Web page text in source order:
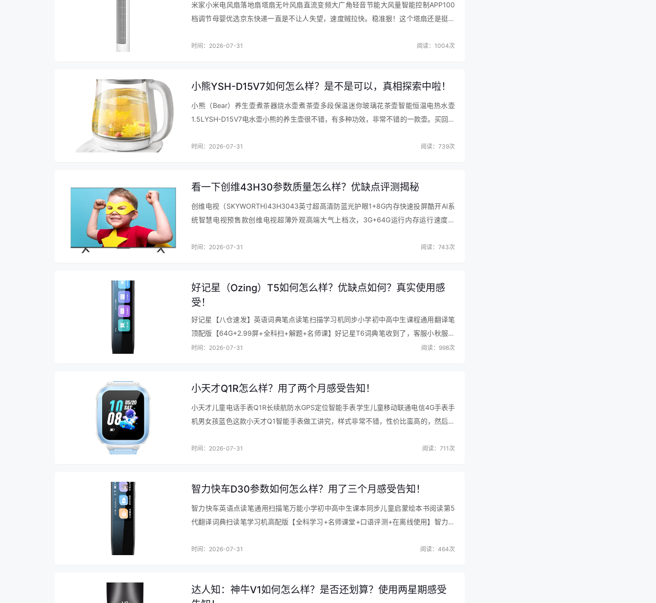
功能：口感可选，开盖收汁，预约定时
九阳Y-50C82电压力锅口碑评价
由网友上传（或整理自网络）。转载请注明：https://www.10pinping.com/news/s9qlunqf.html
米家小米电风扇落地扇塔扇无叶风扇直流变频大广角轻音节能大风量智能控制APP100
档调节母婴优选京东快递一直是不让人失望，速度贼拉快。稳准狠！这个塔扇还是挺友
模式模拟…
时间：2026-07-31 阅读：1004次
小熊YSH-D15V7如何怎么样？是不是可以，真相探索中啦！
小熊（Bear）养生壶煮茶器烧水壶煮茶壶多段保温迷你玻璃花茶壶智能恒温电热水壶
1.5LYSH-D15V7电水壶小熊的养生壶很不错，有多种功效，非常不错的一款壶。买回来
时间：2026-07-31 阅读：739次
看一下创维43H30参数质量怎么样？优缺点评测揭秘
创维电视（SKYWORTH)43H3043英寸超高清防蓝光护眼1+8G内存快速投屏酷开AI系
统智慧电视预售款创维电视超薄外观高端大气上档次，3G+64G运行内存运行速度超
时间：2026-07-31 阅读：743次
好记星（Ozing）T5如何怎么样？优缺点如何？真实使用感
受！
好记星【八仓速发】英语词典笔点读笔扫描学习机同步小学初中高中生课程通用翻译笔
顶配版【64G+2.99屏+全科扫+解题+名师课】好记星T6词典笔收到了，客服小秋服务
也很到位。这款英语点读笔、翻译笔，买给孩子作新年礼物的，这个词典笔的功能很强
时间：2026-07-31 阅读：998次
小天才Q1R怎么样？用了两个月感受告知！
小天才儿童电话手表Q1R长续航防水GPS定位智能手表学生儿童移动联通电信4G手表手
机男女孩蓝色这款小天才Q1智能手表做工讲究，样式非常不错，性价比蛮高的，然后款
GP…
时间：2026-07-31 阅读：711次
智力快车D30参数如何怎么样？用了三个月感受告知！
智力快车英语点读笔通用扫描笔万能小学初中高中生课本同步儿童启蒙绘本书阅读第5
代翻译词典扫读笔学习机高配版【全科学习+名师课堂+口语评测+在离线使用】智力快
成的语音…
时间：2026-07-31 阅读：464次
达人知：神牛V1如何怎么样？是否还划算？使用两星期感受